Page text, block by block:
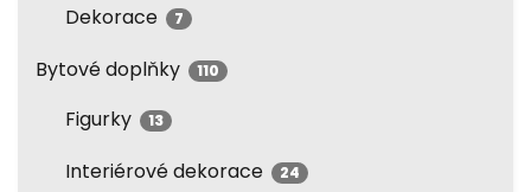
Dekorace 7
Bytové doplňky 110
Figurky 13
Interiérové dekorace 24